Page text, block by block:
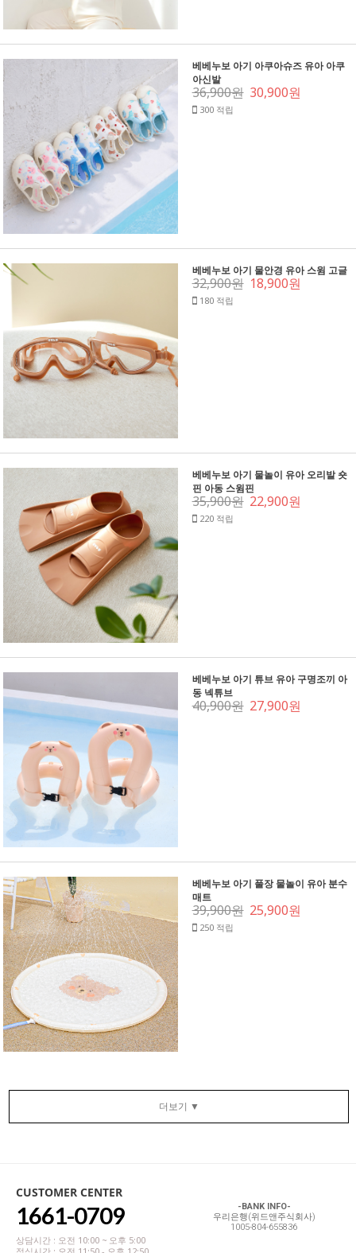
베베누보 아기 아쿠아슈즈 유아 아쿠
아신발
36,900원 30,900원
300 적립
베베누보 아기 물안경 유아 스윔 고글
32,900원 18,900원
180 적립
베베누보 아기 물놀이 유아 오리발 숏
핀 아동 스윔핀
35,900원 22,900원
220 적립
베베누보 아기 튜브 유아 구명조끼 아
동 넥튜브
40,900원 27,900원
베베누보 아기 풀장 물놀이 유아 분수
매트
39,900원 25,900원
250 적립
더보기 ▼
CUSTOMER CENTER
1661-0709
상담시간 : 오전 10:00 ~ 오후 5:00
-BANK INFO-
우리은행(위드앤주식회사)
1005-804-655836